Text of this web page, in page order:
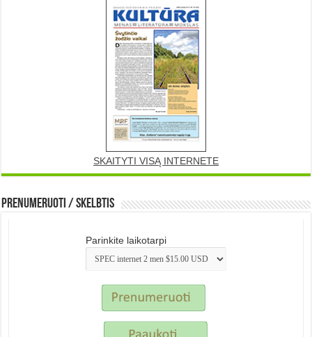
SKAITYTI VISĄ INTERNETE
Prenumeruoti / Skelbtis
Parinkite laikotarpi